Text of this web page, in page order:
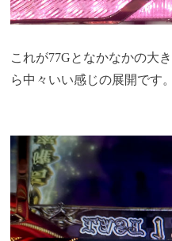
これが77Gとなかなかの大
ら中々いい感じの展開です。